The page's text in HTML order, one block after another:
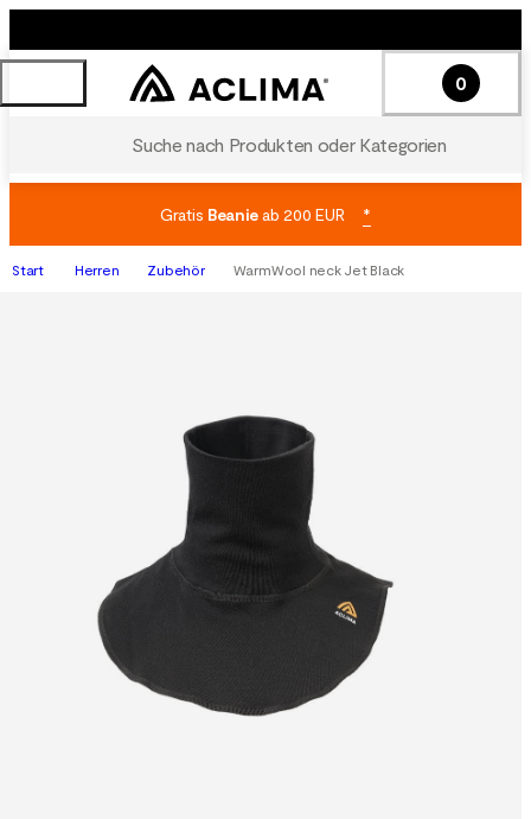
Suche nach Produkten oder Kategorien
0
Gratis Beanieab 200 EUR *
Start Herren Zubehör WarmWool neck Jet Black